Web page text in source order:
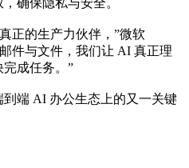
正的生产力伙伴，”微软
件与文件，我们让 AI 真正理
成任务。”
端 AI 办公生态上的又一关键